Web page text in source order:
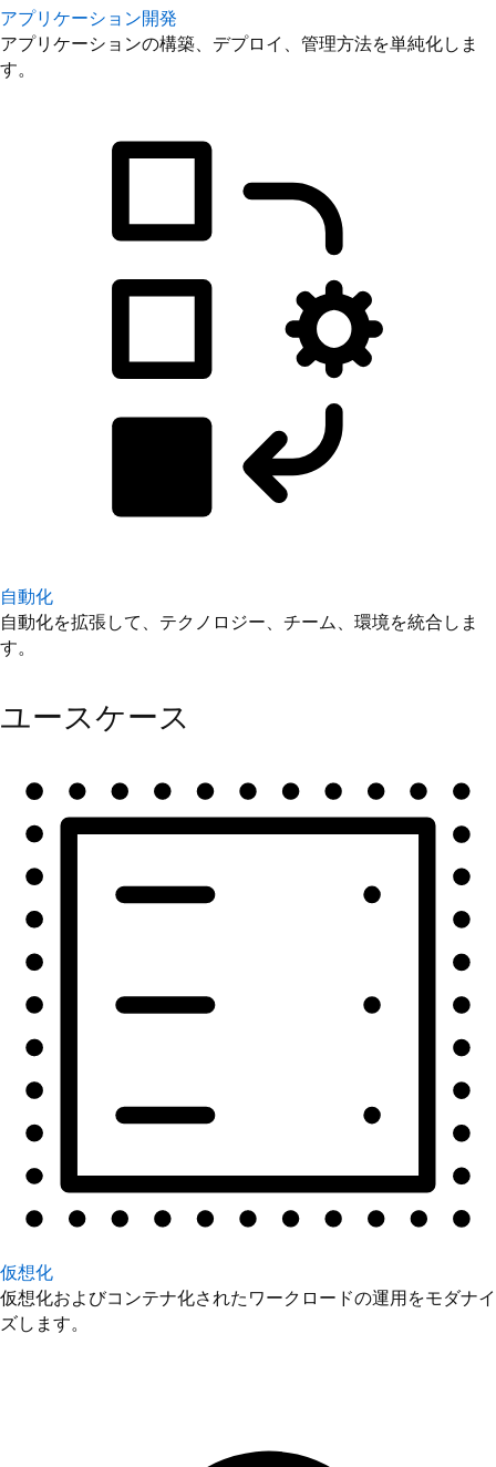
アプリケーション開発
アプリケーションの構築、デプロイ、管理方法を単純化しま
す。
自動化
自動化を拡張して、テクノロジー、チーム、環境を統合しま
す。
ユースケース
仮想化
仮想化およびコンテナ化されたワークロードの運用をモダナイ
ズします。